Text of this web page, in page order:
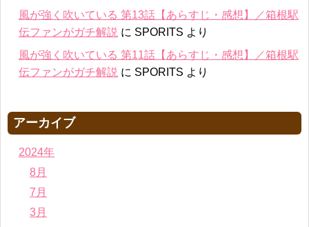
風が強く吹いている 第13話【あらすじ・感想】／箱根駅
伝ファンがガチ解説 に SPORITS より
風が強く吹いている 第11話【あらすじ・感想】／箱根駅
伝ファンがガチ解説 に SPORITS より
アーカイブ
2024年
8月
7月
3月